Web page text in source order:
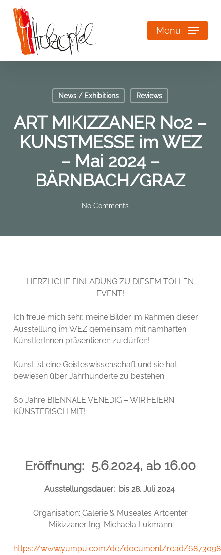
main
content
Menu
News / Exhibitions Reviews
ART MIKIZZANER No2 –
KUNSTMESSE im WEZ
– Mai 2024 –
BÄRNBACH/GRAZ
No Comments
HERZLICHE EINLADUNG ZU DIESEM TOLLEN
EVENT!
Ich freue mich sehr, meine Bilder im Rahmen dieser
Ausstellung im WEZ gemeinsam mit namhaften
KünstlerInnen präsentieren zu dürfen!
Kunst ist eine Geisteswissenschaft und sie hat
bewiesen über Jahrhunderte zu bestehen.
60 Jahre BIENNALE VENEDIG – WIR FEIERN
KÜNSTERISCH MIT!
Eröffnung: 5.6.2024, ab 16.00
Ausstellungsdauer: bis 28. Juli 2024
Organisation: Galerie & Museales Artcenter
Mikizzaner Ing. Michaela Lukmann
https://www.yumpu.com/de/document/read/